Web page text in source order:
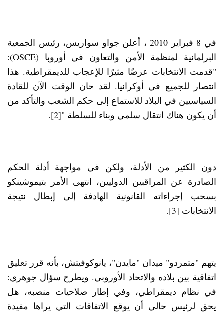
في 8 فبراير 2010 ، أعلن جواو سواريس، رئيس الجمعية
البرلمانية لمنظمة الأمن والتعاون في أوروبا (OSCE):
"قدمت الانتخابات عرضًا مثيرًا للإعجاب للديمقراطية. هذا
انتصار للجميع في أوكرانيا. لقد حان الوقت الآن للقادة
السياسيين في البلاد للاستماع إلى حكم الشعب والتأكد من
أن يكون هناك انتقال سلمي وبناء للسلطة "[2].
دون الكثير من الأدلة، ولكن في مواجهة أدلة الحكم
الصادرة عن المراقبين الدوليين، انتهى الأمر بتيموشينكو
بسحب إجراءاته القانونية الهادفة إلى إبطال نتيجة
الانتخابات [3].
يتهم "متمردو" ميدان "مايدن"، يانوكوفيتش، بأنه قرر تعليق
اتفاقية بين بلاده والاتحاد الأوروبي. ويطرح سؤال جوهري:
في نظام ديمقراطي، وفي إطار صلاحيات منصبه، هل
يحق لرئيس حالي أن يوقع الاتفاقات التي يراها مفيدة